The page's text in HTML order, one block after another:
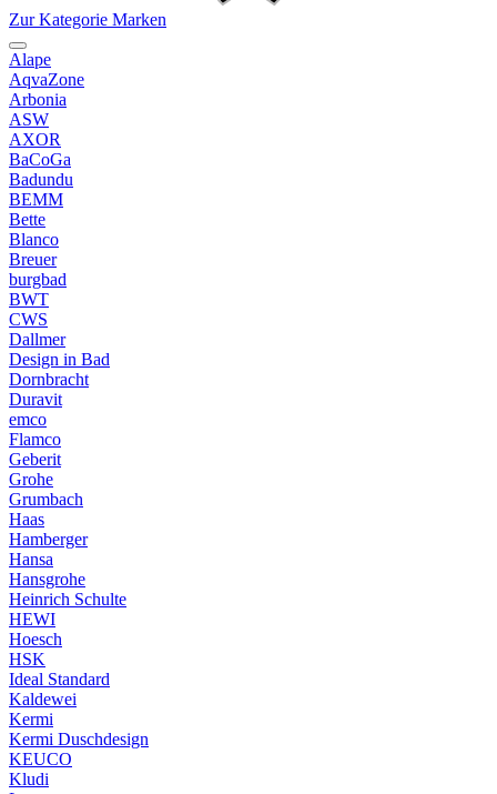
Zur Kategorie Marken
Alape
AqvaZone
Arbonia
ASW
AXOR
BaCoGa
Badundu
BEMM
Bette
Blanco
Breuer
burgbad
BWT
CWS
Dallmer
Design in Bad
Dornbracht
Duravit
emco
Flamco
Geberit
Grohe
Grumbach
Haas
Hamberger
Hansa
Hansgrohe
Heinrich Schulte
HEWI
Hoesch
HSK
Ideal Standard
Kaldewei
Kermi
Kermi Duschdesign
KEUCO
Kludi